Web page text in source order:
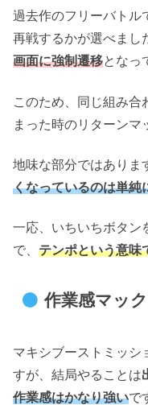
過去作のフリーバトル
再戦するかが選べまし
画面に強制遷移となっ
このため、同じ組み合
まった時のリターンマ
地味な部分ではありま
くなっているのは単純
一応、いちいちボタン
で、 テンポという意味
作業感マッ
マキシブーストミッシ
すが、結局やることは
作業感はかなり強いで